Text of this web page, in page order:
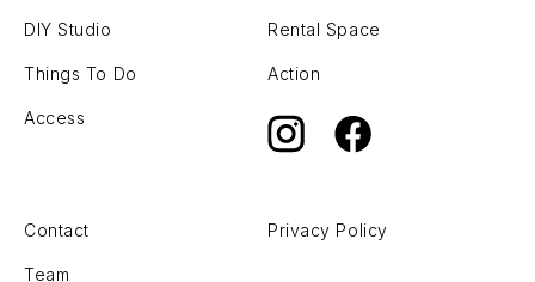
DIY Studio Rental Space
Things To Do Action
Access
Contact Privacy Policy
Team